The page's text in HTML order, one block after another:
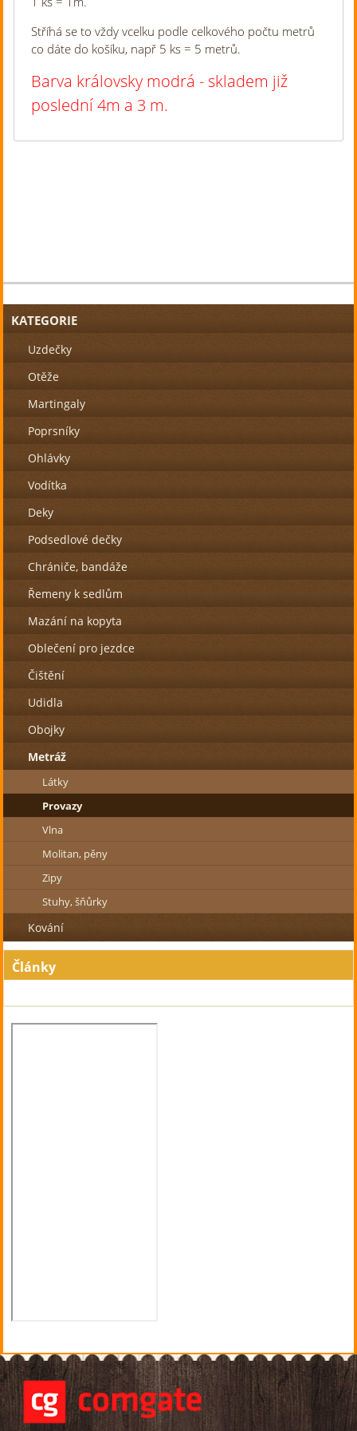
Stříhá se to vždy vcelku podle celkového počtu metrů
co dáte do košíku, např 5 ks = 5 metrů.
Barva královsky modrá - skladem již
poslední 4m a 3 m.
KATEGORIE
Uzdečky
Otěže
Martingaly
Poprsníky
Ohlávky
Vodítka
Deky
Podsedlové dečky
Chrániče, bandáže
Řemeny k sedlům
Mazání na kopyta
Oblečení pro jezdce
Čištění
Udidla
Obojky
Metráž
Látky
Provazy
Vlna
Molitan, pěny
Zipy
Stuhy, šňůrky
Kování
Články